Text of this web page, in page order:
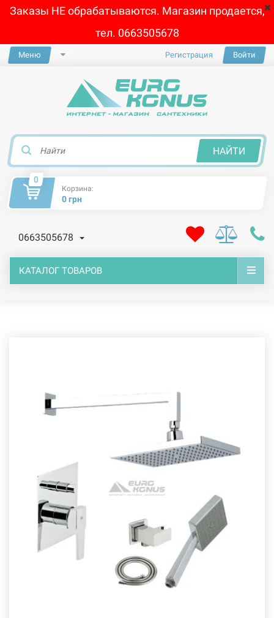
Заказы НЕ обрабатываются. Магазин продается,
тел. 0663505678
Меню Регистрация Войти
НАЙТИ
0
Корзина:
0 грн
0663505678
КАТАЛОГ ТОВАРОВ